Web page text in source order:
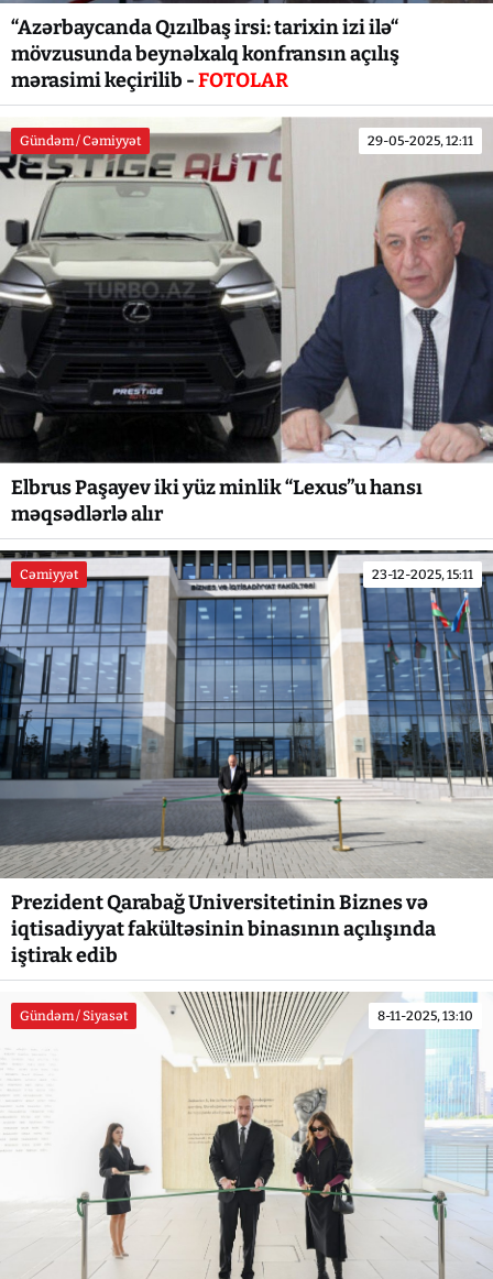
“Azərbaycanda Qızılbaş irsi: tarixin izi ilə“
mövzusunda beynəlxalq konfransın açılış
mərasimi keçirilib -FOTOLAR
Gündəm / Cəmiyyət 29-05-2025, 12:11
Elbrus Paşayev iki yüz minlik “Lexus”u hansı
məqsədlərlə alır
Cəmiyyət 23-12-2025, 15:11
Prezident Qarabağ Universitetinin Biznes və
iqtisadiyyat fakültəsinin binasının açılışında
iştirak edib
Gündəm / Siyasət 8-11-2025, 13:10